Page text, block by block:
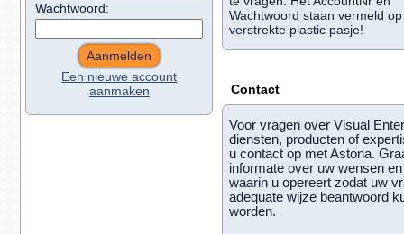
Wachtwoord:
Een nieuwe account
aanmaken
Wachtwoord staan vermeld
verstrekte plastic pasje!
Contact
Voor vragen over Visual
diensten, producten of
u contact op met Astona.
informate over uw wensen
waarin u opereert zodat uw
adequate wijze beantwoord
worden.